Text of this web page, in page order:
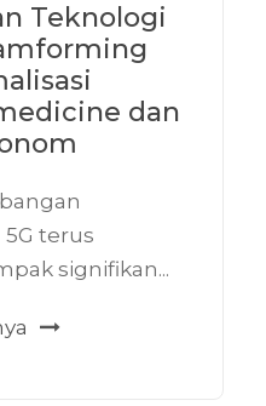
Teknologi
dan
terus
signifikan...